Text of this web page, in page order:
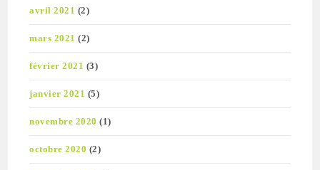
avril 2021 (2)
mars 2021 (2)
février 2021 (3)
janvier 2021 (5)
novembre 2020 (1)
octobre 2020 (2)